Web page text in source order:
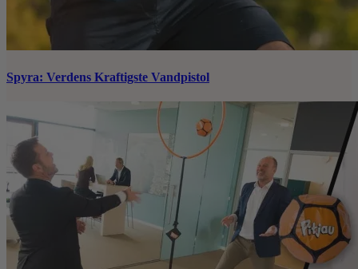
Spyra: Verdens Kraftigste Vandpistol